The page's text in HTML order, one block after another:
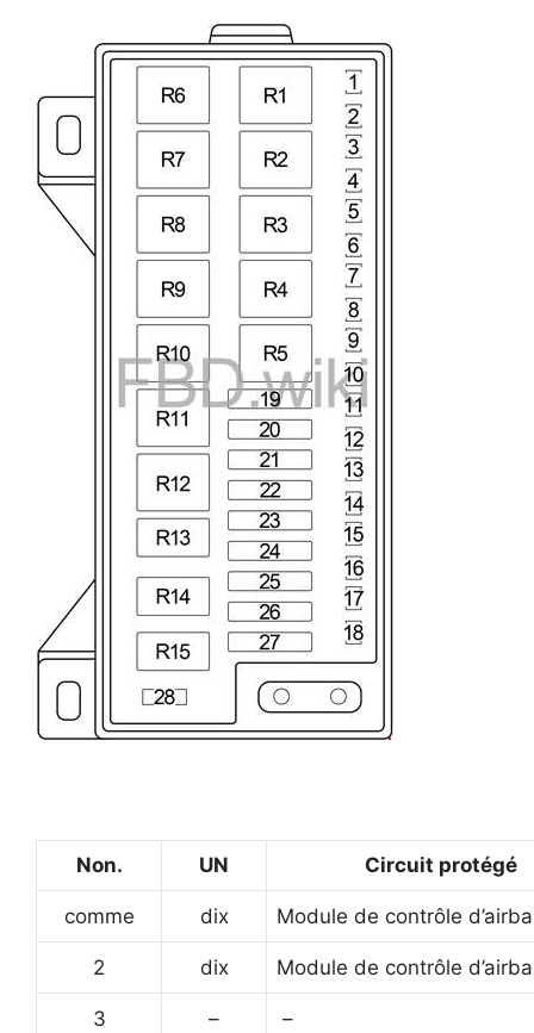
Non. UN Circuit protégé
comme dix Module de contrôle
2 dix Module de contrôle
3 – –